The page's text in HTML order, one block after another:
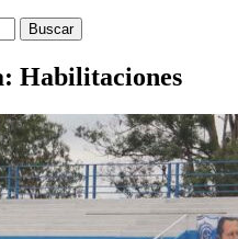
Habilitaciones